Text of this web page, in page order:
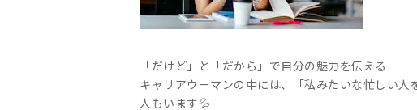
「だけど」と「だから」で自分の魅力を伝える
キャリアウーマンの中には、「私みたいな忙しい
人もいます💦